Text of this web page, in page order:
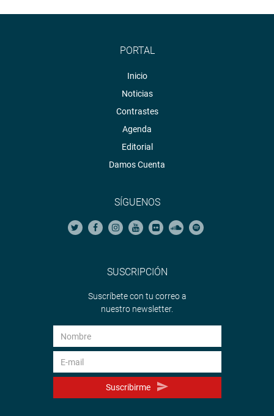
PORTAL
Inicio
Noticias
Contrastes
Agenda
Editorial
Damos Cuenta
SÍGUENOS
SUSCRIPCIÓN
Suscríbete con tu correo a
nuestro newsletter.
Suscribirme